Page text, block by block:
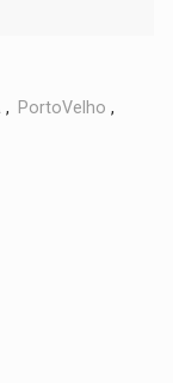
, PortoVelho ,